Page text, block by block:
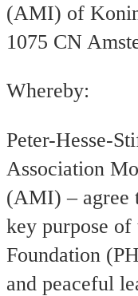
(AMI) of
1075 CN
Whereby:
Peter-Hesse-
Association
(AMI) – agree
key purpose of
Foundation
and peaceful